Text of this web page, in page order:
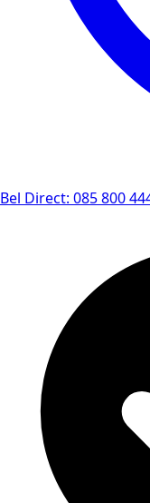
Bel Direct: 085 800